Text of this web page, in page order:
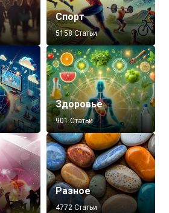
Спорт
5158 Статьи
Здоровье
901 Статьи
Разное
4772 Статьи